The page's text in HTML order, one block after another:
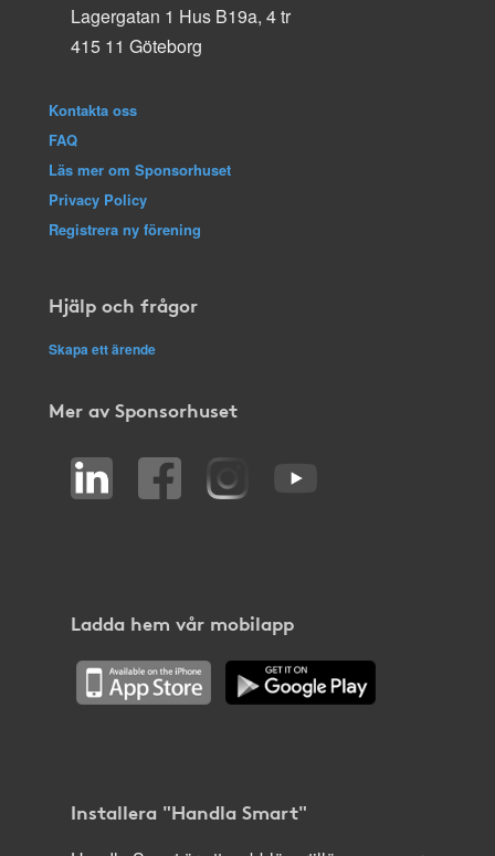
Lagergatan 1 Hus B19a, 4 tr
415 11 Göteborg
Kontakta oss
FAQ
Läs mer om Sponsorhuset
Privacy Policy
Registrera ny förening
Hjälp och frågor
Skapa ett ärende
Mer av Sponsorhuset
Ladda hem vår mobilapp
Installera "Handla Smart"